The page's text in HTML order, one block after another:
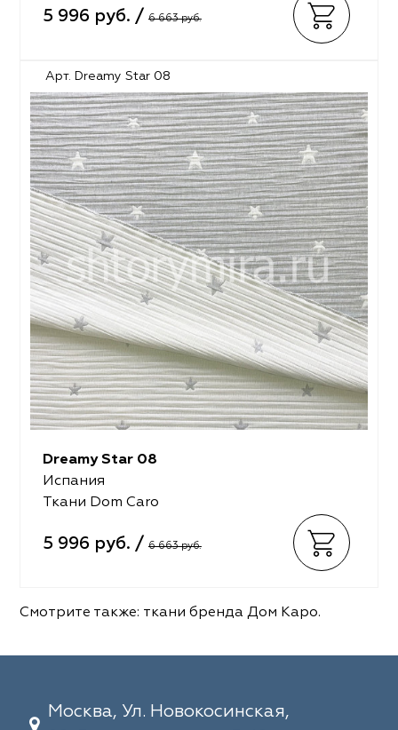
5 996 руб. / 6 663 руб.
Арт. Dreamy Star 08
Dreamy Star 08
Испания
Ткани Dom Caro
5 996 руб. / 6 663 руб.
Смотрите также: ткани бренда Дом Каро.
Москва, Ул. Новокосинская,